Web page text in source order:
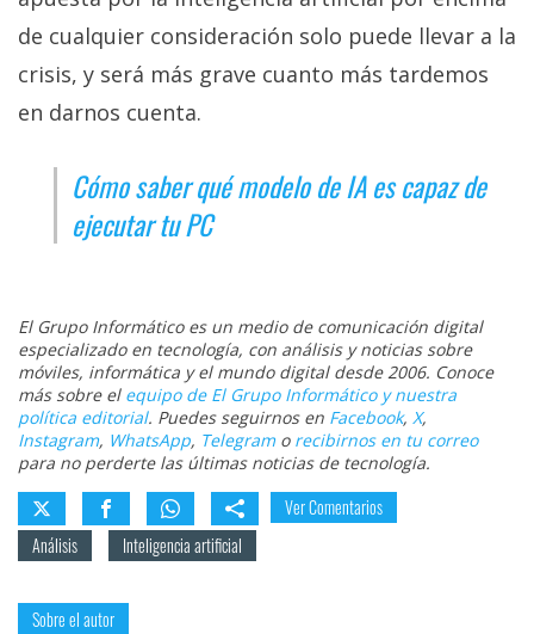
de cualquier consideración solo puede llevar a la
crisis, y será más grave cuanto más tardemos
en darnos cuenta.
Cómo saber qué modelo de IA es capaz de
ejecutar tu PC
El Grupo Informático es un medio de comunicación digital
especializado en tecnología, con análisis y noticias sobre
móviles, informática y el mundo digital desde 2006. Conoce
más sobre el equipo de El Grupo Informático y nuestra
política editorial. Puedes seguirnos en Facebook, X,
Instagram, WhatsApp, Telegramo recibirnos en tu correo
para no perderte las últimas noticias de tecnología.
Ver Comentarios
Análisis
Inteligencia artificial
Sobre el autor